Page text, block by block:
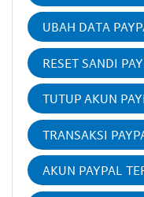
UBAH DATA
RESET SANDI
TUTUP AKUN
TRANSAKSI
AKUN PAYPAL